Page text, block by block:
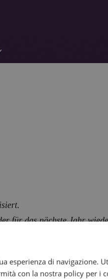
für das nächste Jahr
in euerer Region
Colfosco und haben
esperienza di navigazione.
con la nostra policy per i